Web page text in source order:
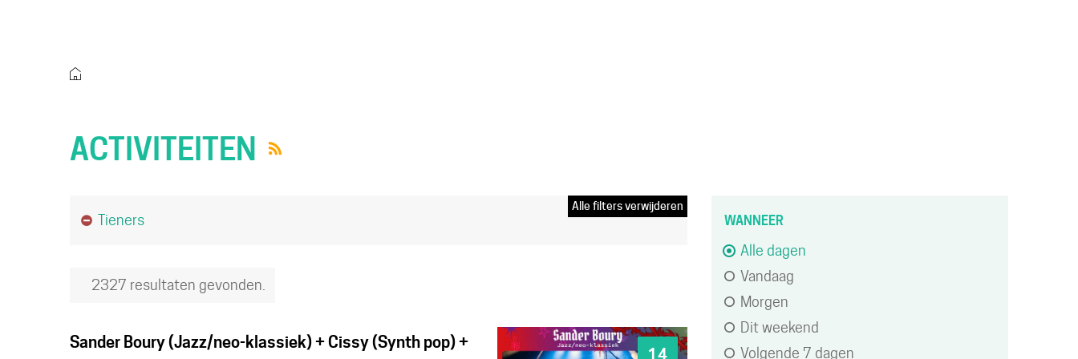
Startpagina
ACTIVITEITEN
Je hebt gezocht op
Tieners
Alle filters verwijderen
2327 resultaten gevonden.
WO
14
Sander Boury (Jazz/neo-klassiek) + Cissy (Synth pop) +
Verfijn of
wijzig
resultaten
Verfijn
WANNEER
Alle dagen
Vandaag
Morgen
Dit weekend
Volgende 7 dagen